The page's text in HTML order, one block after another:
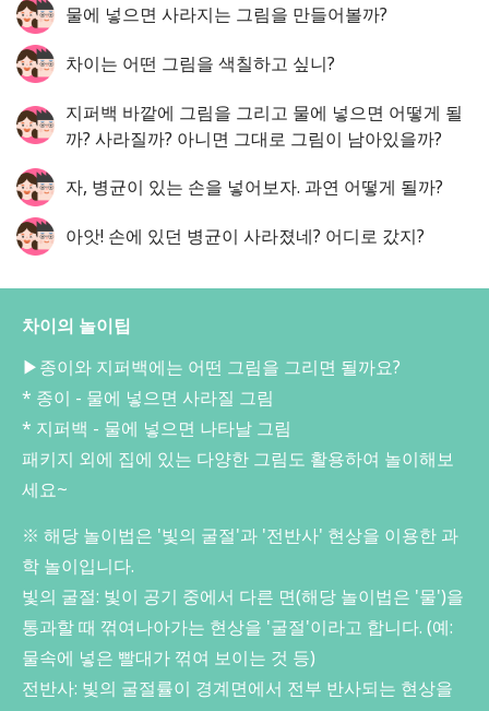
물에 넣으면 사라지는 그림을 만들어볼까?
차이는 어떤 그림을 색칠하고 싶니?
지퍼백 바깥에 그림을 그리고 물에 넣으면 어떻게 될
까? 사라질까? 아니면 그대로 그림이 남아있을까?
자, 병균이 있는 손을 넣어보자. 과연 어떻게 될까?
아앗! 손에 있던 병균이 사라졌네? 어디로 갔지?
차이의 놀이팁
▶종이와 지퍼백에는 어떤 그림을 그리면 될까요?
* 종이 - 물에 넣으면 사라질 그림
* 지퍼백 - 물에 넣으면 나타날 그림
패키지 외에 집에 있는 다양한 그림도 활용하여 놀이해보
세요~
※ 해당 놀이법은 '빛의 굴절'과 '전반사' 현상을 이용한 과
학 놀이입니다.
빛의 굴절: 빛이 공기 중에서 다른 면(해당 놀이법은 '물')을
통과할 때 꺾여나아가는 현상을 '굴절'이라고 합니다. (예:
물속에 넣은 빨대가 꺾여 보이는 것 등)
전반사: 빛의 굴절률이 경계면에서 전부 반사되는 현상을